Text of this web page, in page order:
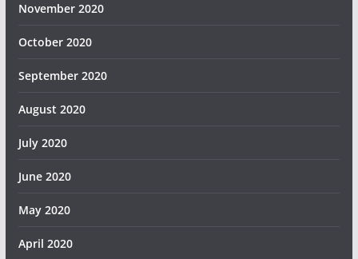
November 2020
October 2020
September 2020
August 2020
July 2020
June 2020
May 2020
April 2020